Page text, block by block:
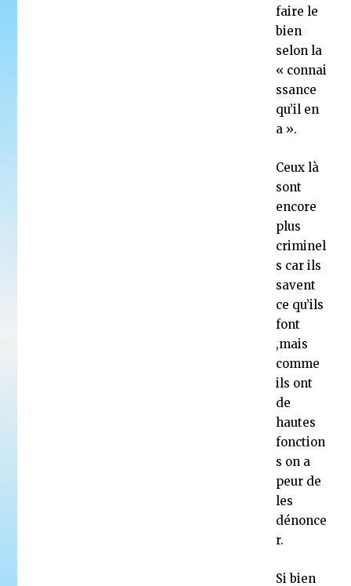
faire le
bien
selon la
« connai
ssance
qu’il en
a ».
Ceux là
sont
encore
plus
criminel
s car ils
savent
ce qu’ils
font
,mais
comme
ils ont
de
hautes
fonction
s on a
peur de
les
dénonce
r.
Si bien